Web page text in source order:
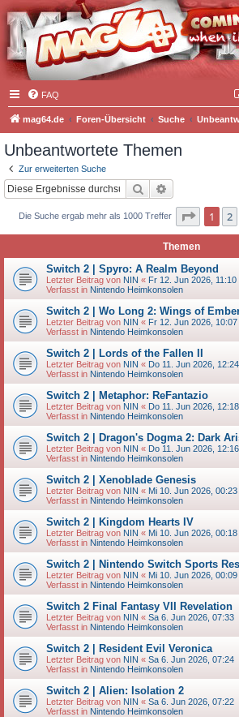
FAQ
mag64.de Foren-Übersicht Suche
Unbeantwortete Themen
Zur erweiterten Suche
Suche
Die Suche ergab mehr als 1000 Treffer Seite 1
1 2
Themen
Switch 2 | Spyro: A Realm Beyond
Letzter Beitrag von NIN « Fr 12. Jun 2026, 11:10
Verfasst in Nintendo Heimkonsolen
Switch 2 | Wo Long 2: Wings of
Letzter Beitrag von NIN « Fr 12. Jun 2026, 10:07
Verfasst in Nintendo Heimkonsolen
Switch 2 | Lords of the Fallen II
Letzter Beitrag von NIN « Do 11. Jun 2026, 12:24
Verfasst in Nintendo Heimkonsolen
Switch 2 | Metaphor: ReFantazio
Letzter Beitrag von NIN « Do 11. Jun 2026, 12:18
Verfasst in Nintendo Heimkonsolen
Switch 2 | Dragon's Dogma 2: Dark
Letzter Beitrag von NIN « Do 11. Jun 2026, 12:16
Verfasst in Nintendo Heimkonsolen
Switch 2 | Xenoblade Genesis
Letzter Beitrag von NIN « Mi 10. Jun 2026, 00:23
Verfasst in Nintendo Heimkonsolen
Switch 2 | Kingdom Hearts IV
Letzter Beitrag von NIN « Mi 10. Jun 2026, 00:18
Verfasst in Nintendo Heimkonsolen
Switch 2 | Nintendo Switch Sports
Letzter Beitrag von NIN « Mi 10. Jun 2026, 00:09
Verfasst in Nintendo Heimkonsolen
Switch 2 Final Fantasy VII Revelation
Letzter Beitrag von NIN « Sa 6. Jun 2026, 07:33
Verfasst in Nintendo Heimkonsolen
Switch 2 | Resident Evil Veronica
Letzter Beitrag von NIN « Sa 6. Jun 2026, 07:24
Verfasst in Nintendo Heimkonsolen
Switch 2 | Alien: Isolation 2
Letzter Beitrag von NIN « Sa 6. Jun 2026, 07:22
Verfasst in Nintendo Heimkonsolen